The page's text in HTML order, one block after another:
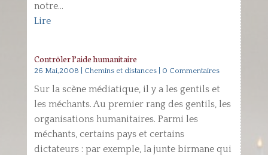
notre...
Lire
Contrôler l’aide humanitaire
26 Mai,2008 Chemins et distances| 0 Commentaires
Sur la scène médiatique, il y a les gentils et
les méchants. Au premier rang des gentils, les
organisations humanitaires. Parmi les
méchants, certains pays et certains
dictateurs : par exemple, la junte birmane qui